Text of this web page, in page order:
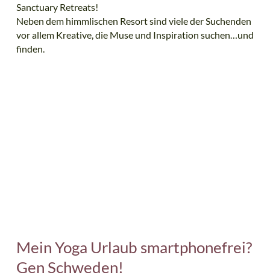
Sanctuary Retreats!
Neben dem himmlischen Resort sind viele der Suchenden
vor allem Kreative, die Muse und Inspiration suchen…und
finden.
Mein Yoga Urlaub smartphonefrei?
Gen Schweden!